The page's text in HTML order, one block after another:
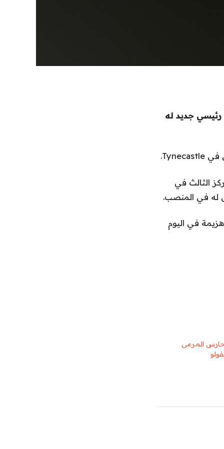
جديد له
الثالث في
الذي أضاع لقبه الأول في الدوري منذ عام 1960 بعد هزيمة في اليوم
المرمى